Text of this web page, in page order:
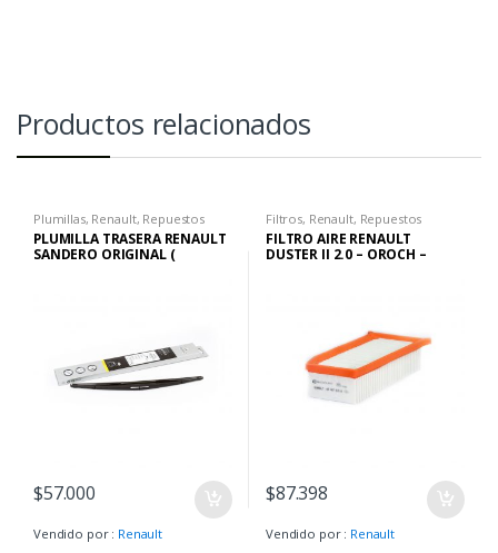
Productos relacionados
Plumillas, Renault, Repuestos
PLUMILLA TRASERA RENAULT
SANDERO ORIGINAL (
$57.000
Vendido por : Renault
Filtros, Renault, Repuestos
FILTRO AIRE RENAULT
DUSTER II 2.0 – OROCH –
$87.398
Vendido por : Renault